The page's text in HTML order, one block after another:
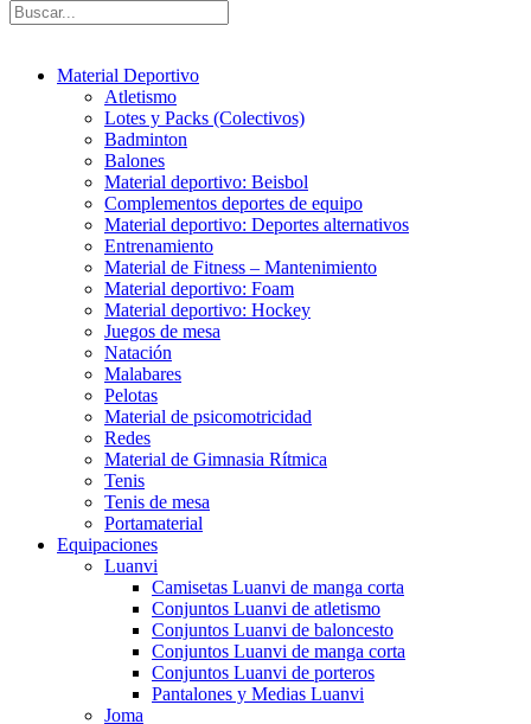
Material Deportivo
Atletismo
Lotes y Packs (Colectivos)
Badminton
Balones
Material deportivo: Beisbol
Complementos deportes de equipo
Material deportivo: Deportes alternativos
Entrenamiento
Material de Fitness – Mantenimiento
Material deportivo: Foam
Material deportivo: Hockey
Juegos de mesa
Natación
Malabares
Pelotas
Material de psicomotricidad
Redes
Material de Gimnasia Rítmica
Tenis
Tenis de mesa
Portamaterial
Equipaciones
Luanvi
Camisetas Luanvi de manga corta
Conjuntos Luanvi de atletismo
Conjuntos Luanvi de baloncesto
Conjuntos Luanvi de manga corta
Conjuntos Luanvi de porteros
Pantalones y Medias Luanvi
Joma